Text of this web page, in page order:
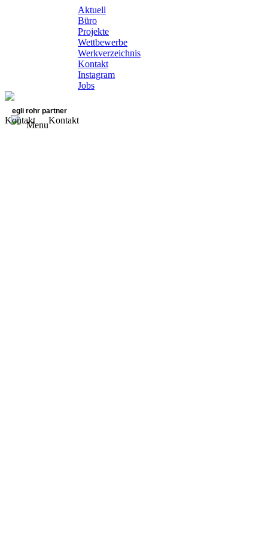
Aktuell
Büro
Projekte
Wettbewerbe
Werkverzeichnis
Kontakt
Instagram
Jobs
egli rohr partner
Menu
Kontakt Kontakt